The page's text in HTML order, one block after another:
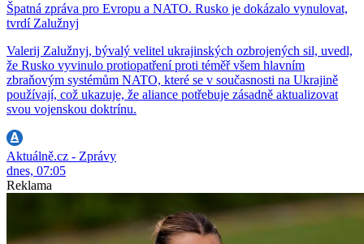
Špatná zpráva pro Evropu a NATO. Rusko je dokázalo vynulovat,
tvrdí Zalužnyj
Valerij Zalužnyj, bývalý velitel ukrajinských ozbrojených sil, uvedl,
že Rusko vyvinulo protiopatření proti téměř všem hlavním
zbraňovým systémům NATO, které se v současnosti na Ukrajině
používají, což ukazuje, že aliance potřebuje zásadně aktualizovat
svou vojenskou doktrínu.
Aktuálně.cz - Zprávy
dnes, 07:05
Reklama